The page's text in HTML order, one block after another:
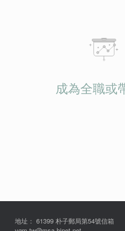
成為全職或
地址： 61399 朴子郵局第54號信箱